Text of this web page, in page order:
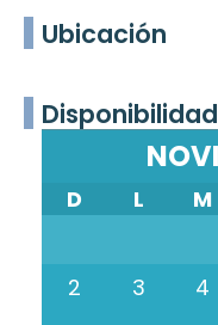
Ubicación
Disponibilidad
D L M
2
3 4